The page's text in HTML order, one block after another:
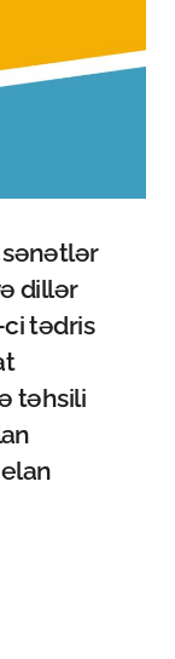
sənətlər
dillər
tədris
təhsili